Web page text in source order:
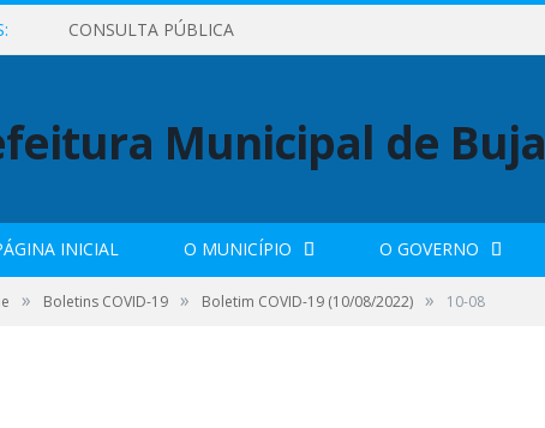
CONSULTA PÚBLICA
INICIAL O MUNICÍPIO O GOVERNO
» Boletins COVID-19 » Boletim COVID-19 (10/08/2022) » 10-08